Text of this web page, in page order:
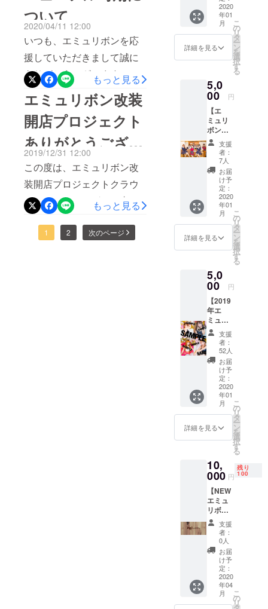
さって足を運んで下さった
り、通販で応援して下さっ
たり全て全て当たり前では
ないです。今日で、エミュ
リボンリニューアル期間イ
ベントは終わります。（そ
うだったの？）（そうだっ
たんです）（実は今日まで
リニューアル期間だったん
です）（長いね〜）ほんと
うは、この期間にゲストの
方を沢山お呼びして…と計
画しての期間だったのです
が、やはりまだまだ全然厳
しい状況だったので（オ
の、地下一階フロア全てが
エミュリボンになることが
決定いたしまし
た！！！！！コロナの影響
で、スケジュール含め予定
通りに進まない中ではござ
いましたが予期せぬ出来事
が全てマイナスではなく状
況が変化する中で視点を変
えて、色々な交渉をさせて
いただきこのような予定で
はなかった想像以上のスペ
シャルなリニューアルにな
ることとなりました。リ
ニューアルはどうなってる
ついて
2020/04/11 12:00
いつも、エミュリボンを応
援していただきまして誠に
ありがとうございます。ク
ラウドファンディング活動
報告を中々更新出来ず申し
訳ございません。リニュー
アルに向けて、年明けから
業者の方々と打ち合わせを
し、3月上旬にはリニューア
ル日程の公開を行う予定で
おりました。4月20日～5月
14日迄をリニューアル期間
とし、4月11日～19日迄を
もっと見る
エミュリボン改装
開店プロジェクト
ありがとうござい
ました！
2019/12/31 12:00
この度は、エミュリボン改
装開店プロジェクトクラウ
ドファンディングのご支援
いただきましてありがとう
ございました。約2ヶ月間、
もっと見る
1 2 次のページ
メッ
セージ
をメー
ルにて
お送り
いたし
ます！
もご支
援可能
です！
2020
年01
月
詳細を見る
こ
の
リ
タ
ー
ン
を
選
択
す
る
5,0
00 円
【エ
ミュリ
ボン
キャス
ト達に
よる
メッ
セージ
動画】
コース
メール
にてお
送りさ
せてい
ただき
ます！
リボン
キャス
トはこ
ちらで
ご指定
させて
いただ
きま
す！
支援
者：
7人
お届
け予
定：
2020
年01
月
詳細を見る
こ
の
リ
タ
ー
ン
を
選
択
す
る
5,0
00 円
【2019
年エ
ミュブ
ロマイ
ドセッ
ト】
コース
参加
キャス
トの中
から、
お選び
いただ
けま
す！
（複数
トのご
購入も
勿論可
能で
す） 参
加キャ
スト：
夏花・
ようよ
う・望
まひ
ろ・あ
む・凛
子・こ
づち・
ぷり
支援
者：
52人
お届
け予
定：
2020
年01
月
詳細を見る
こ
の
リ
タ
ー
ン
を
選
択
す
る
10,
000 円
残り
100
【NEW
エミュ
リボン
セッ
ト】
コース
・
チャー
ジ ・ワ
ンドリ
ンク ・
音声
ツー
支援
者：
0人
お届
け予
定：
2020
年04
月
こ
の
リ